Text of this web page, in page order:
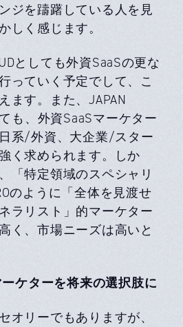
ジを躊躇している⼈を⾒
しく感じます。
としても外資SaaSの更な
っていく予定でして、こ
ます。また、JAPAN
も、外資SaaSマーケター
系/外資、⼤企業/スター
く求められます。しか
「特定領域のスペシャリ
のように「全体を⾒渡せ
ラリスト」的マーケター
く、市場ニーズは⾼いと
ケターを将来の選択肢に
オリーでもありますが、